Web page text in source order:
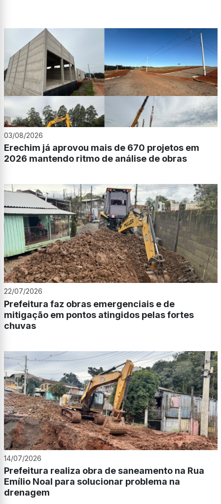
03/08/2026
Erechim já aprovou mais de 670 projetos em
2026 mantendo ritmo de análise de obras
22/07/2026
Prefeitura faz obras emergenciais e de
mitigação em pontos atingidos pelas fortes
chuvas
14/07/2026
Prefeitura realiza obra de saneamento na Rua
Emílio Noal para solucionar problema na
drenagem